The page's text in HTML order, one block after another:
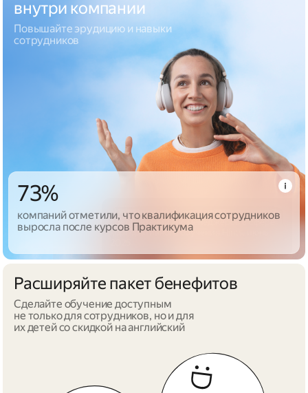
внутри компании
Повышайте эрудицию и навыки
сотрудников
73%
компаний отметили, что квалификация сотрудников
выросла после курсов Практикума
Расширяйте пакет бенефитов
Сделайте обучение доступным
не только для сотрудников, но и для
их детей со скидкой на английский